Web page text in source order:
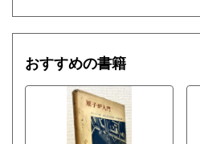
おすすめの書籍